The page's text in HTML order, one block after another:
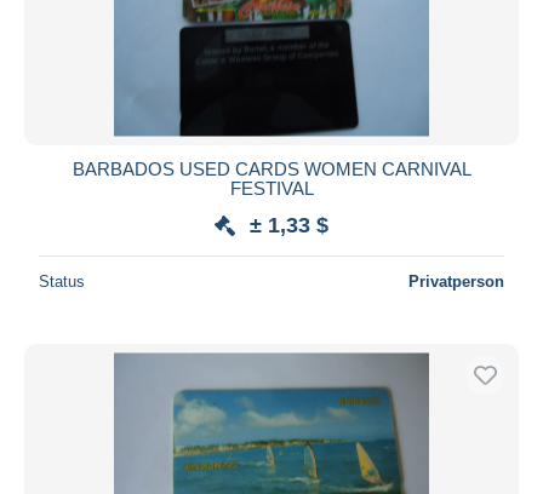
BARBADOS USED CARDS WOMEN CARNIVAL
FESTIVAL
± 1,33 $
Status Privatperson